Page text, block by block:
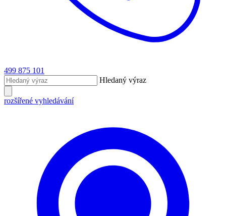
499 875 101
Hledaný výraz
rozšířené vyhledávání